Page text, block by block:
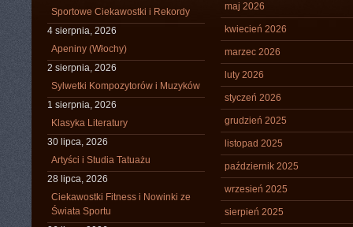
Sportowe Ciekawostki i Rekordy
4 sierpnia, 2026
Apeniny (Włochy)
2 sierpnia, 2026
Sylwetki Kompozytorów i Muzyków
1 sierpnia, 2026
Klasyka Literatury
30 lipca, 2026
Artyści i Studia Tatuażu
28 lipca, 2026
Ciekawostki Fitness i Nowinki ze
Świata Sportu
maj 2026
kwiecień 2026
marzec 2026
luty 2026
styczeń 2026
grudzień 2025
listopad 2025
październik 2025
wrzesień 2025
sierpień 2025